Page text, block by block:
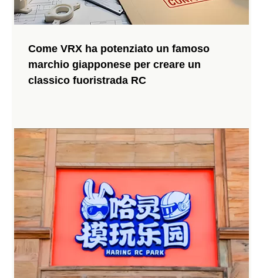
un'immersione profonda nel camion del
deserto senza spazzole ad alta velocità di VRX
XL. Scopri la sua potenza senza spazzole, l'asse posteriore
solido e cosa rende questo 1/10 desert truck RTR.
245 Viste 2025-10-27
Come VRX ha potenziato un famoso
marchio giapponese per creare un
classico fuoristrada RC